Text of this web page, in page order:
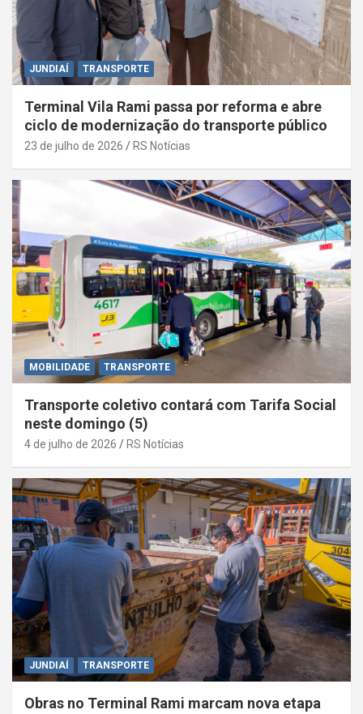
JUNDIAÍ TRANSPORTE
Terminal Vila Rami passa por reforma e abre
ciclo de modernização do transporte público
23 de julho de 2026 RS Notícias
MOBILIDADE TRANSPORTE
Transporte coletivo contará com Tarifa Social
neste domingo (5)
4 de julho de 2026 RS Notícias
JUNDIAÍ TRANSPORTE
Obras no Terminal Rami marcam nova etapa